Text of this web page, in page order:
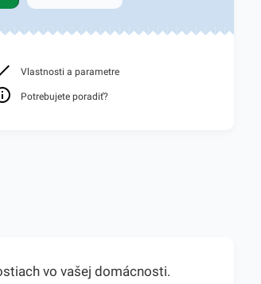
Vlastnosti a parametre
Potrebujete poradiť?
vo vašej domácnosti.